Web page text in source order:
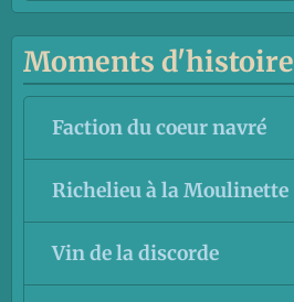
Moments d'histoire
Faction du coeur navré
Richelieu à la Moulinette
Vin de la discorde